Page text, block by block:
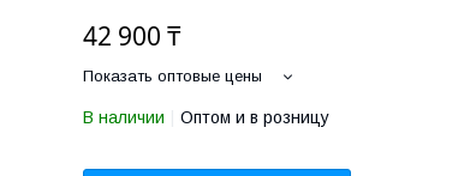
42 900 ₸
Показать оптовые цены
В наличии Оптом и в розницу